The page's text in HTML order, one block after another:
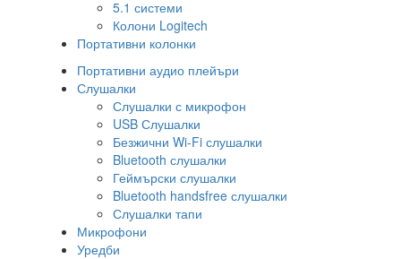
5.1 системи
Колони Logitech
Портативни колонки
Портативни аудио плейъри
Слушалки
Слушалки с микрофон
USB Слушалки
Безжични Wi-Fi слушалки
Bluetooth слушалки
Геймърски слушалки
Bluetooth handsfree слушалки
Слушалки тапи
Микрофони
Уредби